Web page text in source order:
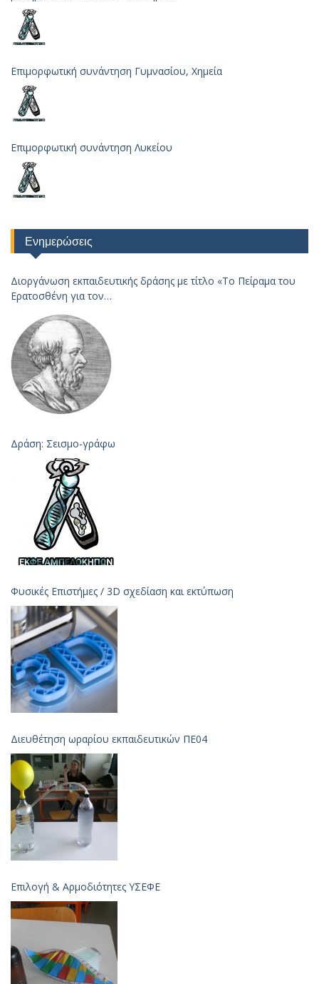
Επιμορφωτική συνάντηση Γυμνασίου, Χημεία
Επιμορφωτική συνάντηση Λυκείου
Ενημερώσεις
Διοργάνωση εκπαιδευτικής δράσης με τίτλο «Το Πείραμα του
Ερατοσθένη για τον
Δράση: Σεισμο-γράφω
Φυσικές Επιστήμες / 3D σχεδίαση και εκτύπωση
Διευθέτηση ωραρίου εκπαιδευτικών ΠΕ04
Επιλογή & Aρμοδιότητες ΥΣΕΦΕ